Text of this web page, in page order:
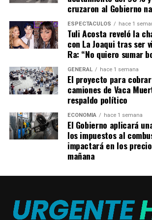
comunicaciones en todo el país. Solo
mancomunadamente entre distintos
búsqueda de consensos se avanza hacia
oportunidades”, expresó el presidente
Ambrosini.
Por su parte, el pampeano y director del
Alejandro Gigena, expresó que “es una
que podemos gestionar programas que
mejoran la calidad de vida de los
2023 prevemos mediante el mismo
Enacom, financiaremos servicios para
Anchorena, Limay Mahuida, Loventuel
El presidente de Empatel Andrés
conectividad mediante fibra óptica a
señal. Esto da muestra de la robustez y
cruzaron al Gobierno
ESPECTÁCULOS hace 1
Tuli Acosta reveló la
con La Joaqui tras ser
Ra: “No quiero sumar
GENERAL hace 1 semana
El proyecto para
camiones de Vaca
respaldo político
ECONOMÍA hace 1 semana
El Gobierno aplicará
los impuestos al
impactará en los
mañana